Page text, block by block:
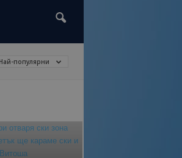
Най-популярни